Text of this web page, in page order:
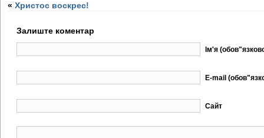
« Христос воскрес!
Залиште коментар
Ім'я
E-mail
Сайт